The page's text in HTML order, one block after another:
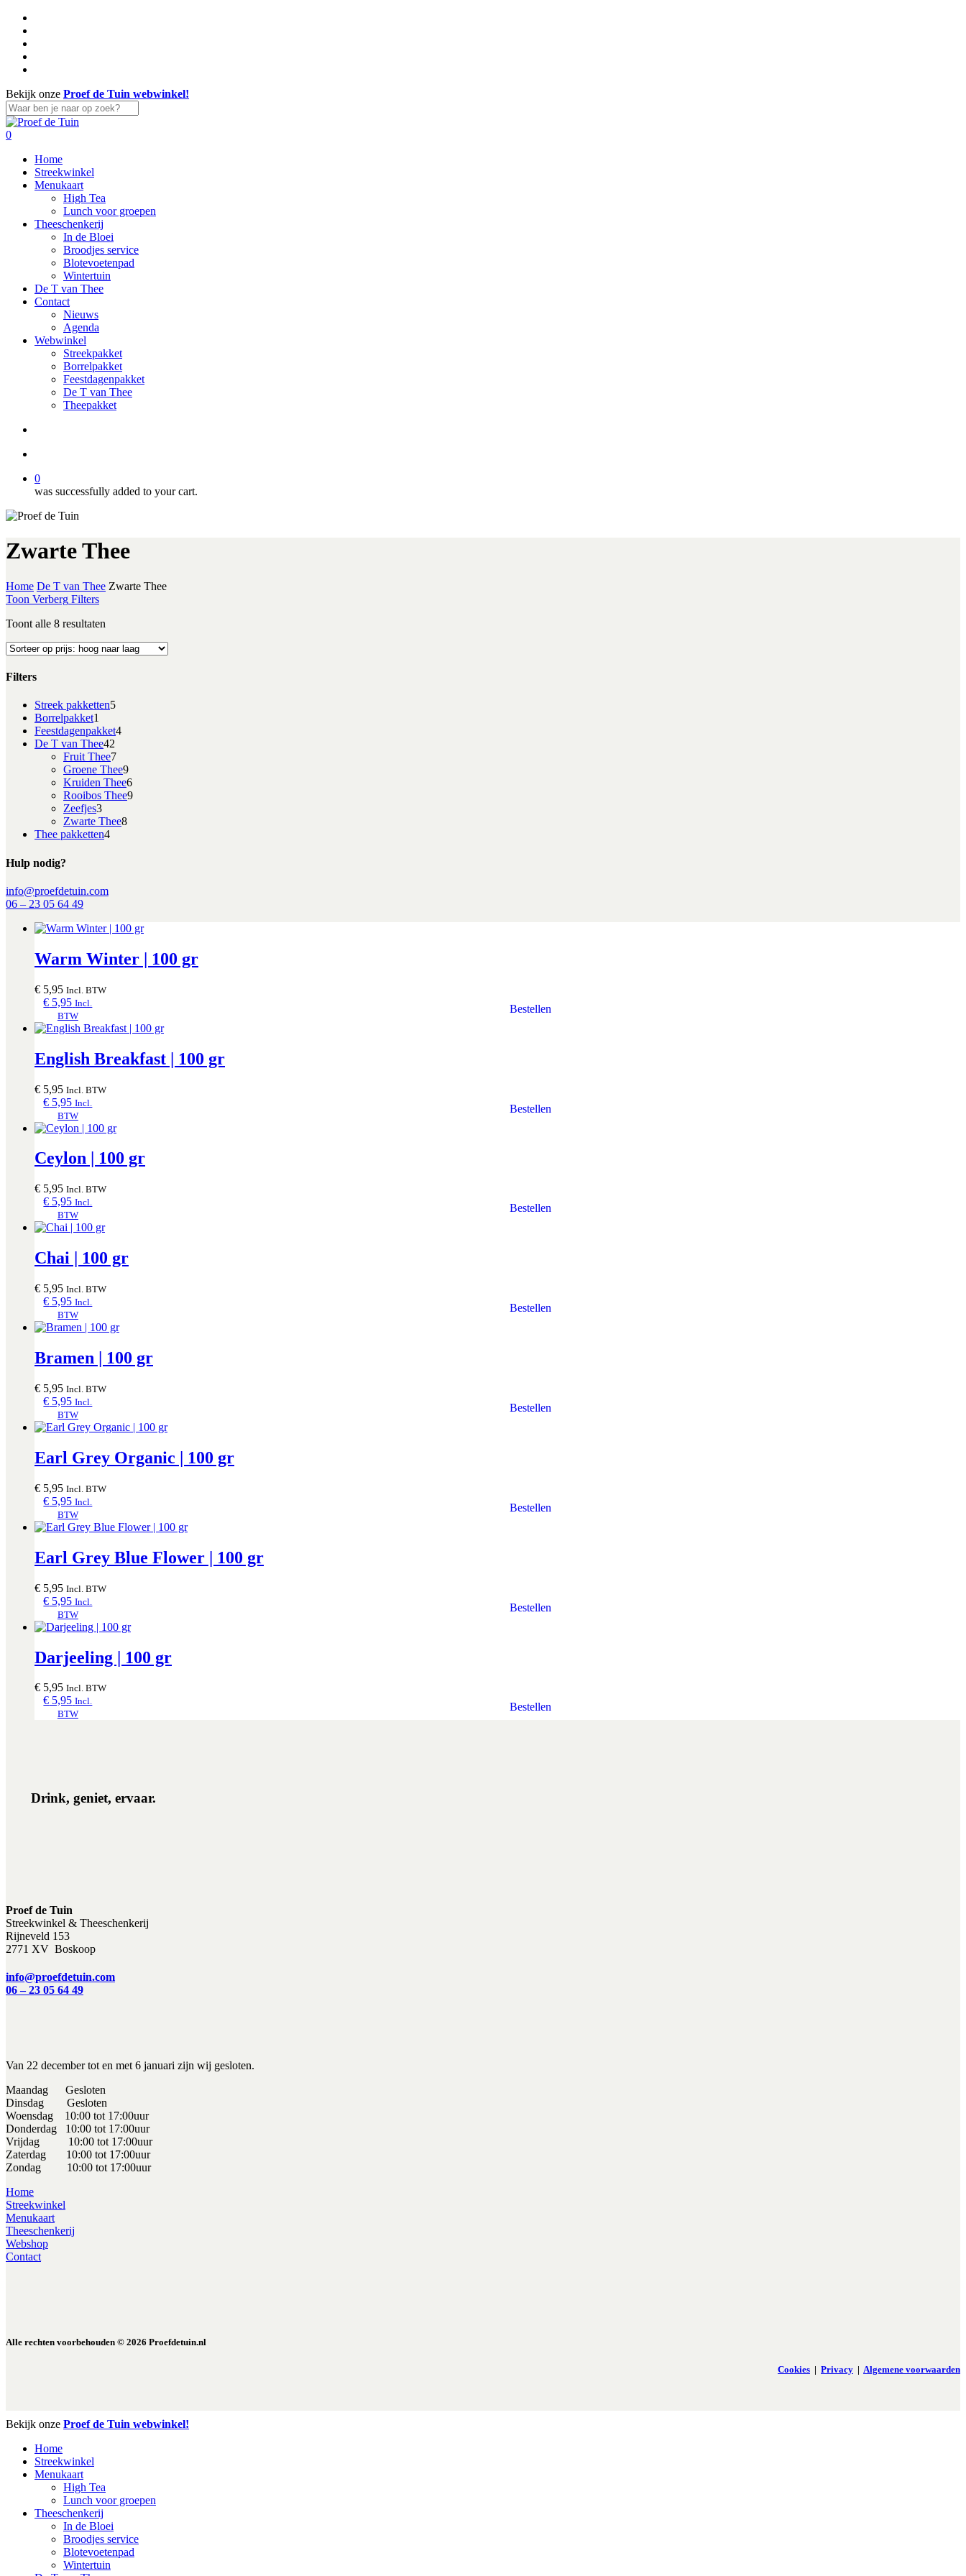
Skip
main
content
Bekijk onze Proef de Tuin webwinkel!
Close
Search
search
account
0
Home
Streekwinkel
Menukaart
High Tea
Lunch voor groepen
Theeschenkerij
In de Bloei
Broodjes service
Blotevoetenpad
Wintertuin
De T van Thee
Contact
Nieuws
Agenda
Webwinkel
Streekpakket
Borrelpakket
Feestdagenpakket
De T van Thee
Theepakket
0
was successfully added to your cart.
Zwarte Thee
Home De T van Thee Zwarte Thee
Toon Verberg Filters
Toont alle 8 resultaten
prijs:
Filters
Close
Filters
Streek pakketten55
Borrelpakket1
product
Feestdagenpakket44
De T van Thee42
producten
Fruit Thee77
producten
Groene Thee99
producten
Kruiden Thee66
producten
Rooibos Thee99
Zeefjes33
producten
Zwarte Thee88
Thee pakketten44
Hulp nodig?
info@proefdetuin.com
06 – 23 05 64 49
Warm Winter | 100 gr
€ 5,95 Incl. BTW
€ 5,95 Incl.
BTW
English Breakfast | 100 gr
€ 5,95 Incl. BTW
€ 5,95 Incl.
BTW
Ceylon | 100 gr
€ 5,95 Incl. BTW
€ 5,95 Incl.
BTW
Chai | 100 gr
€ 5,95 Incl. BTW
€ 5,95 Incl.
BTW
Bramen | 100 gr
€ 5,95 Incl. BTW
€ 5,95 Incl.
BTW
Earl Grey Organic | 100 gr
€ 5,95 Incl. BTW
€ 5,95 Incl.
BTW
Earl Grey Blue Flower | 100 gr
€ 5,95 Incl. BTW
€ 5,95 Incl.
BTW
Darjeeling | 100 gr
€ 5,95 Incl. BTW
€ 5,95 Incl.
BTW
Drink, geniet, ervaar.
Proef de Tuin
Streekwinkel & Theeschenkerij
Rijneveld 153
2771 XV Boskoop
info@proefdetuin.com
06 – 23 05 64 49
Van 22 december tot en met 6 januari zijn wij gesloten.
Maandag Gesloten
Dinsdag Gesloten
Woensdag 10:00 tot 17:00uur
Donderdag 10:00 tot 17:00uur
Vrijdag 10:00 tot 17:00uur
Zaterdag 10:00 tot 17:00uur
Zondag 10:00 tot 17:00uur
Home
Streekwinkel
Menukaart
Theeschenkerij
Webshop
Contact
Alle rechten voorbehouden © 2026 Proefdetuin.nl
Cookies | Privacy | Algemene voorwaarden
Close
Bekijk onze Proef de Tuin webwinkel!
Home
Streekwinkel
Menukaart
High Tea
Lunch voor groepen
Theeschenkerij
In de Bloei
Broodjes service
Blotevoetenpad
Wintertuin